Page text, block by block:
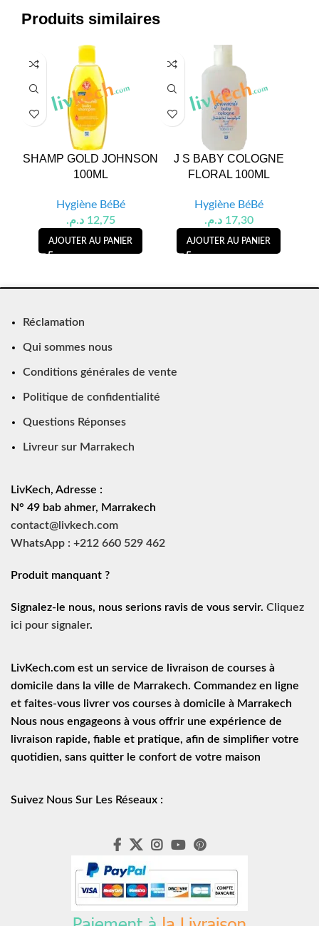
Produits similaires
SHAMP GOLD JOHNSON
100ML
Hygiène BéBé
12,75 د.م.
AJOUTER AU PANIER
J S BABY COLOGNE
FLORAL 100ML
Hygiène BéBé
17,30 د.م.
AJOUTER AU PANIER
Réclamation
Qui sommes nous
Conditions générales de vente
Politique de confidentialité
Questions Réponses
Livreur sur Marrakech
LivKech, Adresse :
N° 49 bab ahmer, Marrakech
contact@livkech.com
WhatsApp : +212 660 529 462
Produit manquant ?
Signalez-le nous, nous serions ravis de vous servir. Cliquez
ici pour signaler.
LivKech.com est un service de
livraison de courses à
domicile dans la ville de Marrakech. Commandez en ligne
et faites-vous livrer vos courses à domicile à Marrakech
Nous nous engageons à vous offrir une expérience de
livraison rapide, fiable et pratique, afin de simplifier votre
quotidien, sans quitter le confort de votre maison
Suivez Nous Sur Les Réseaux :